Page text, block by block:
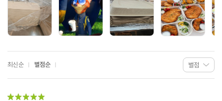
최신순 별점순